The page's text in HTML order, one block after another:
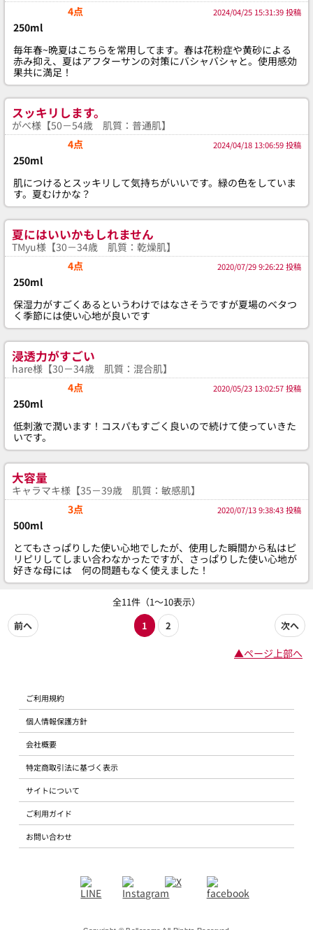
4点
2024/04/25 15:31:39 投稿
250ml
毎年春~晩夏はこちらを常用してます。春は花粉症や黄砂による
赤み抑え、夏はアフターサンの対策にバシャバシャと。使用感効
果共に満足！
スッキリします。
がべ様【50－54歳 肌質：普通肌】
4点
2024/04/18 13:06:59 投稿
250ml
肌につけるとスッキリして気持ちがいいです。緑の色をしていま
す。夏むけかな？
夏にはいいかもしれません
TMyu様【30－34歳 肌質：乾燥肌】
4点
2020/07/29 9:26:22 投稿
250ml
保湿力がすごくあるというわけではなさそうですが夏場のベタつ
く季節には使い心地が良いです
浸透力がすごい
hare様【30－34歳 肌質：混合肌】
4点
2020/05/23 13:02:57 投稿
250ml
低刺激で潤います！コスパもすごく良いので続けて使っていきた
いです。
大容量
キャラマキ様【35－39歳 肌質：敏感肌】
3点
2020/07/13 9:38:43 投稿
500ml
とてもさっぱりした使い心地でしたが、使用した瞬間から私はピ
リピリしてしまい合わなかったですが、さっぱりした使い心地が
好きな母には 何の問題もなく使えました！
全11件（1～10表示）
前へ
1 2 次へ
▲ページ上部へ
ご利用規約
個人情報保護方針
会社概要
特定商取引法に基づく表示
サイトについて
ご利用ガイド
お問い合わせ